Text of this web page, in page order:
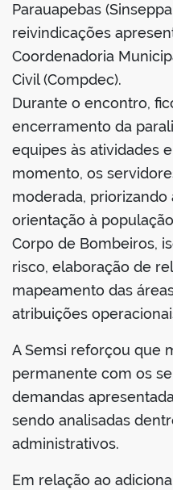
Parauapebas
reivindicações
Coordenadoria
Civil (Compdec).
Durante o encontro,
encerramento da
equipes às atividades
momento, os
moderada,
orientação à
Corpo de Bombeiros,
risco, elaboração de
mapeamento das
atribuições
A Semsi reforçou que
permanente com os
demandas
sendo analisadas
administrativos.
Em relação ao